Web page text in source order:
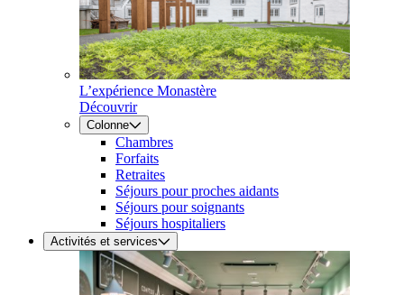
L’expérience Monastère
Découvrir
Colonne
Chambres
Forfaits
Retraites
Séjours pour proches aidants
Séjours pour soignants
Séjours hospitaliers
Activités et services